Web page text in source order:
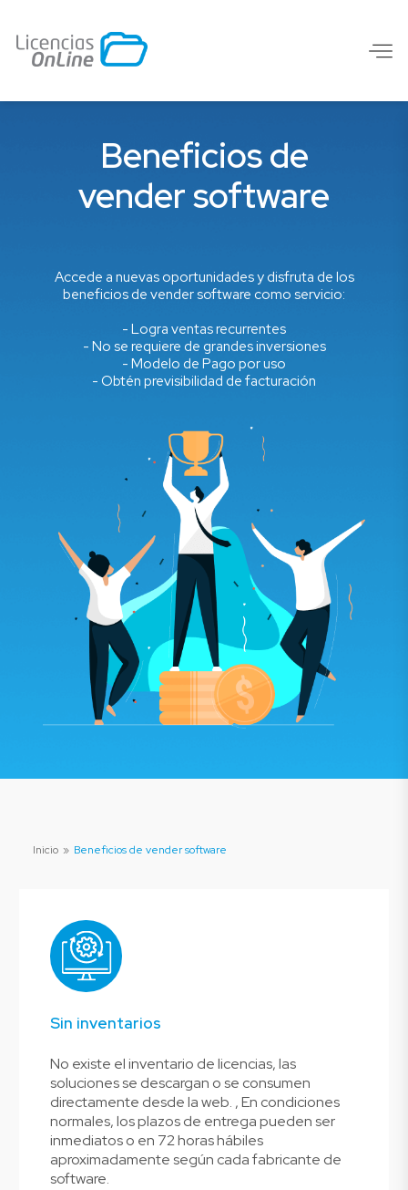
Beneficios de
vender software
Accede a nuevas oportunidades y disfruta de los
beneficios de vender software como servicio:
- Logra ventas recurrentes
- No se requiere de grandes inversiones
- Modelo de Pago por uso
- Obtén previsibilidad de facturación
Inicio » Beneficios de vender software
Sin inventarios
No existe el inventario de licencias, las
soluciones se descargan o se consumen
directamente desde la web. , En condiciones
normales, los plazos de entrega pueden ser
inmediatos o en 72 horas hábiles
aproximadamente según cada fabricante de
software.